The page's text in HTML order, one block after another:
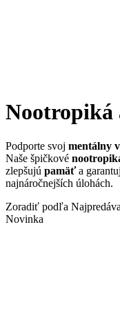
Nootropiká
Podporte svoj mentálny
Naše špičkové
zlepšujú pamäťa
najnáročnejších úlohách.
Zoradiť podľa
Novinka